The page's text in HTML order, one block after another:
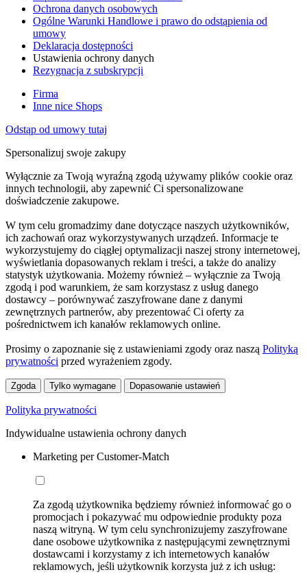
Ochrona danych osobowych
Ogólne Warunki Handlowe i prawo do odstąpienia od
umowy
Deklaracja dostępności
Ustawienia ochrony danych
Rezygnacja z subskrypcji
Firma
Inne nice Shops
Odstąp od umowy tutaj
Spersonalizuj swoje zakupy
Wyłącznie za Twoją wyraźną zgodą używamy plików cookie oraz
innych technologii, aby zapewnić Ci spersonalizowane
doświadczenie zakupowe.
W tym celu gromadzimy dane dotyczące naszych użytkowników,
ich zachowań oraz wykorzystywanych urządzeń. Informacje te
wykorzystujemy do ciągłej optymalizacji naszej strony internetowej,
wyświetlania dopasowanych reklam i treści, a także do analizy
statystyk użytkowania. Możemy również – wyłącznie za Twoją
zgodą i pod warunkiem, że sam korzystasz z usług danego
dostawcy – porównywać zaszyfrowane dane z danymi
zewnętrznych partnerów, aby prezentować Ci oferty za
pośrednictwem ich kanałów reklamowych online.
Prosimy o zapoznanie się z ustawieniami zgody oraz naszą Polityką
prywatności przed wyrażeniem zgody.
Zgoda Tylko wymagane Dopasowanie ustawień
Polityka prywatności
Indywidualne ustawienia ochrony danych
Marketing per Customer-Match
Za zgodą użytkownika będziemy również informować go o
promocjach i pokazywać mu odpowiednie produkty poza
naszą witryną. W tym celu synchronizujemy zaszyfrowane
dane osobowe użytkownika z następującymi zewnętrznymi
dostawcami i korzystamy z ich internetowych kanałów
reklamowych, jeśli użytkownik korzysta już z ich usług: